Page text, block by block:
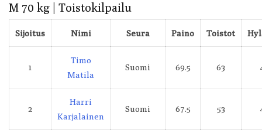
M 70 kg | Toistokilpailu
Sijoitus Nimi Seura Paino Toistot
1
Timo
Matila
Suomi 69.5 63
2
Harri
Karjalainen
Suomi 67.5 53